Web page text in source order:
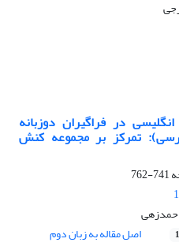
در فراگیران دو‌زبانه
تمرکز بر مجموعه کنش
741-762
اصل مقاله به زبان دوم